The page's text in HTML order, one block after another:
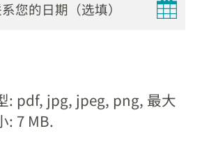
: pdf, jpg, jpeg, png, 最大
: 7 MB.